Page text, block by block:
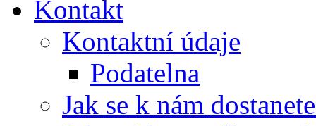
Kontakt
Kontaktní údaje
Podatelna
Jak se k nám